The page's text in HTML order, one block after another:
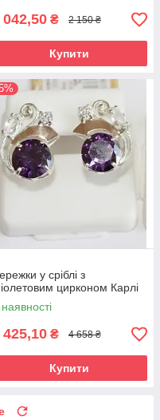
042,50 ₴ 2 150 ₴
Купити
у сріблі з
цирконом Карлі
425,10 ₴ 4 658 ₴
Купити